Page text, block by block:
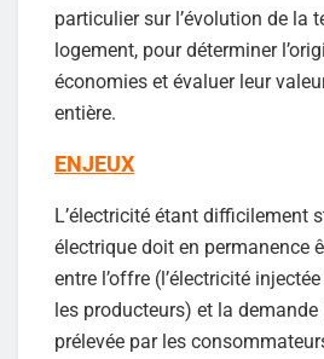
particulier sur l’évolution de la
logement, pour déterminer
économies et évaluer leur
entière.
ENJEUX
L’électricité étant difficilement
électrique doit en permanence
entre l’offre (l’électricité
les producteurs) et la demande
prélevée par les